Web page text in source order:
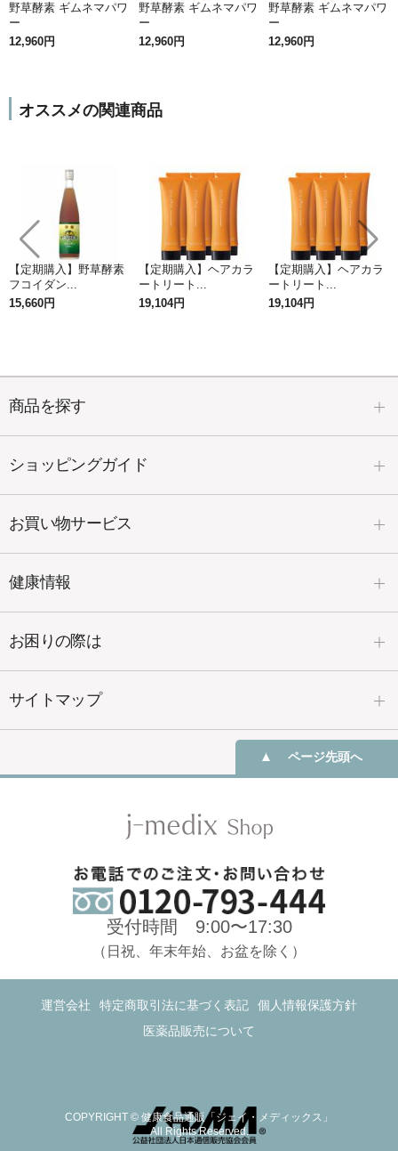
野草酵素 ギムネマパワ
ー
12,960円
野草酵素 ギムネマパワ
ー
12,960円
野草酵素 ギムネマパワ
ー
12,960円
オススメの関連商品
【定期購入】野草酵素
フコイダン...
15,660円
【定期購入】ヘアカラ
ートリート...
19,104円
【定期購入】ヘアカラ
ートリート...
19,104円
商品を探す
ショッピングガイド
お買い物サービス
健康情報
お困りの際は
サイトマップ
ページ先頭へ
受付時間 9:00〜17:30
（日祝、年末年始、お盆を除く）
運営会社 特定商取引法に基づく表記
個人情報保護方針
医薬品販売について
COPYRIGHT © 健康食品通販「ジェイ・メディックス」
All Rights Reserved.